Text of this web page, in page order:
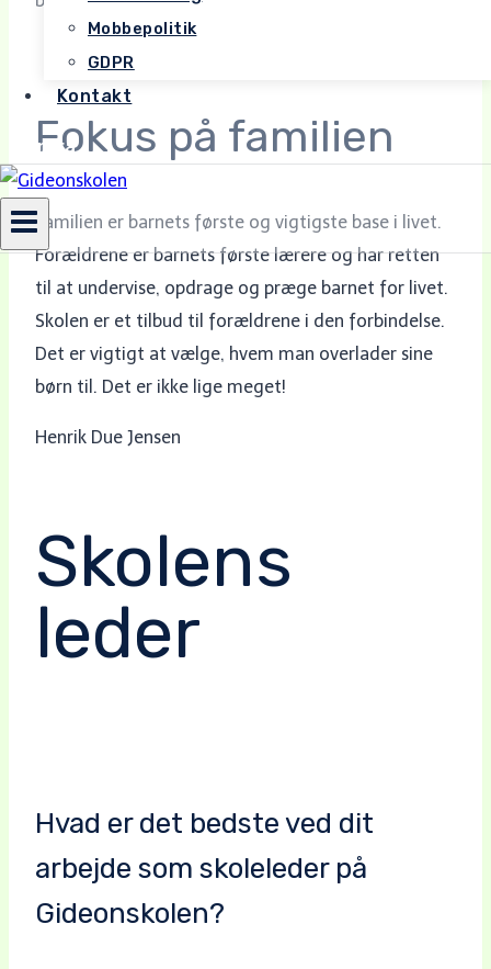
Mobbepolitik
GDPR
Kontakt
Intra
Fokus på familien
Familien er barnets første og vigtigste base i livet.
Forældrene er barnets første lærere og har retten
til at undervise, opdrage og præge barnet for livet.
Skolen er et tilbud til forældrene i den forbindelse.
Det er vigtigt at vælge, hvem man overlader sine
børn til. Det er ikke lige meget!
Henrik Due Jensen
Skolens
leder
Hvad er det bedste ved dit
arbejde som skoleleder på
Gideonskolen?